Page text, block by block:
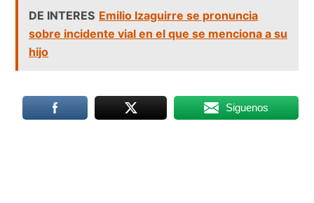
DE INTERES Emilio Izaguirre se pronuncia
sobre incidente vial en el que se menciona a su
hijo
Siguenos